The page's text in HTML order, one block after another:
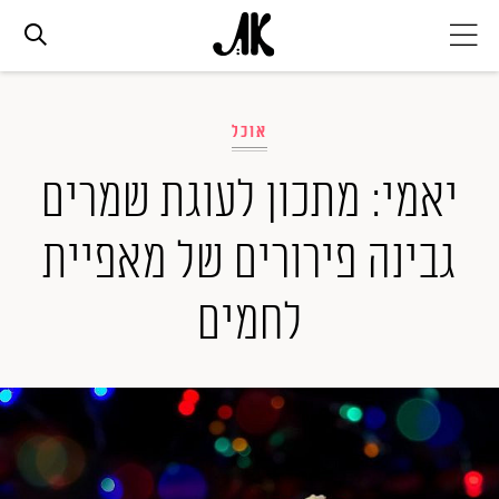
אופנה
ביוטי
סלבס
ערוצים נוספים
המגזין
אוכל
יאמי: מתכון לעוגת שמרים
גבינה פירורים של מאפיית
לחמים